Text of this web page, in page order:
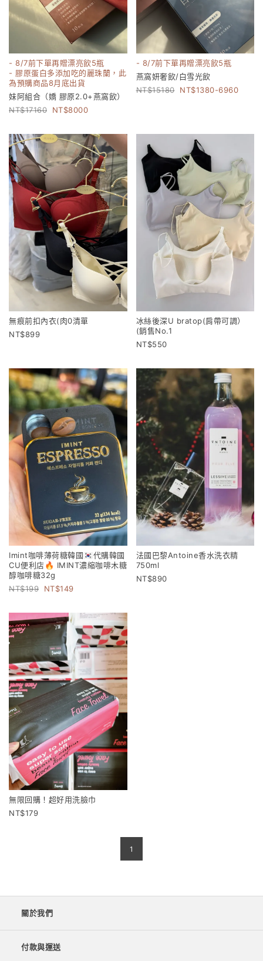
- 8/7前下單再贈漂亮飲5瓶
- 膠原蛋白多添加吃的麗珠蘭，此
為預購商品8月底出貨
妹阿組合（嬌 膠原2.0+燕窩飲）
17160
8000
- 8/7前下單再贈漂亮飲5瓶
燕窩妍奢飲/白雪光飲
15180
1380-6960
無痕前扣內衣(肉0清單
899
冰絲後深U bratop(肩帶可調）
(銷售No.1
550
Imint咖啡薄荷糖韓國🇰🇷代購韓國
CU便利店🔥 IMINT濃縮咖啡木糖
醇咖啡糖32g
199
149
法國巴黎Antoine香水洗衣精
750ml
890
無限回購！超好用洗臉巾
179
1
關於我們
付款與運送